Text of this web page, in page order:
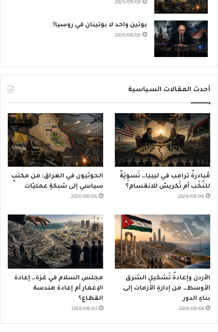
2026/08/06
بوتين واحد لا بوتينان في روسيا!
2026/08/06
أحدث المقالات السياسية
مُبادرةُ ترامب في ليبيا… تَسوِيَةٌ
للنُخَب أم تَكريسٌ للانقسام؟
2026/08/06
الحوثيون في العراق: من مكتبٍ
سياسي إلى شبكةِ عمليّات
2026/08/06
الأردن وإعادةُ تَشكيلِ الشرق
الأوسط… من إدارةِ الأزمات إلى
بناءِ الدور
2026/08/04
مجلس السلام في غزة… إعادة
الإعمار أم إعادة هندسة
القطاع؟
2026/08/03